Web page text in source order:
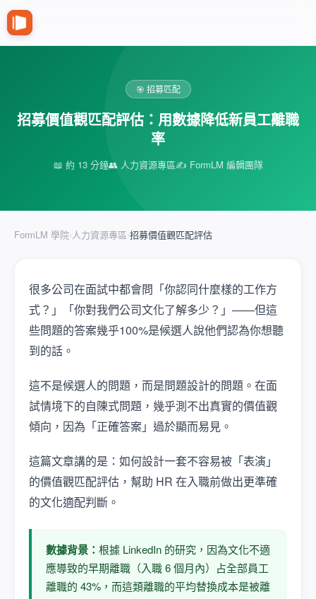
🎯 招募匹配
招募價值觀匹配評估：用數據降低新員工離職
率
📖 約 13 分鐘👥 人力資源專區✍️ FormLM 編輯團隊
FormLM 學院›人力資源專區›招募價值觀匹配評估
很多公司在面試中都會問「你認同什麼樣的工作方
式？」「你對我們公司文化了解多少？」——但這
些問題的答案幾乎100%是候選人說他們認為你想聽
到的話。
這不是候選人的問題，而是問題設計的問題。在面
試情境下的自陳式問題，幾乎測不出真實的價值觀
傾向，因為「正確答案」過於顯而易見。
這篇文章講的是：如何設計一套不容易被「表演」
的價值觀匹配評估，幫助 HR 在入職前做出更準確
的文化適配判斷。
數據背景： 根據 LinkedIn 的研究，因為文化不適
應導致的早期離職（入職 6 個月內）占全部員工
離職的 43%，而這類離職的平均替換成本是被離